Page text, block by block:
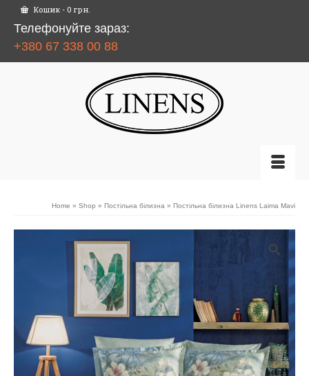
Кошик - 0 грн.
Телефонуйте зараз:
+380 67 338 00 88
Home » Shop » Постільна білизна » Постільна білизна Linens Laima Mavi